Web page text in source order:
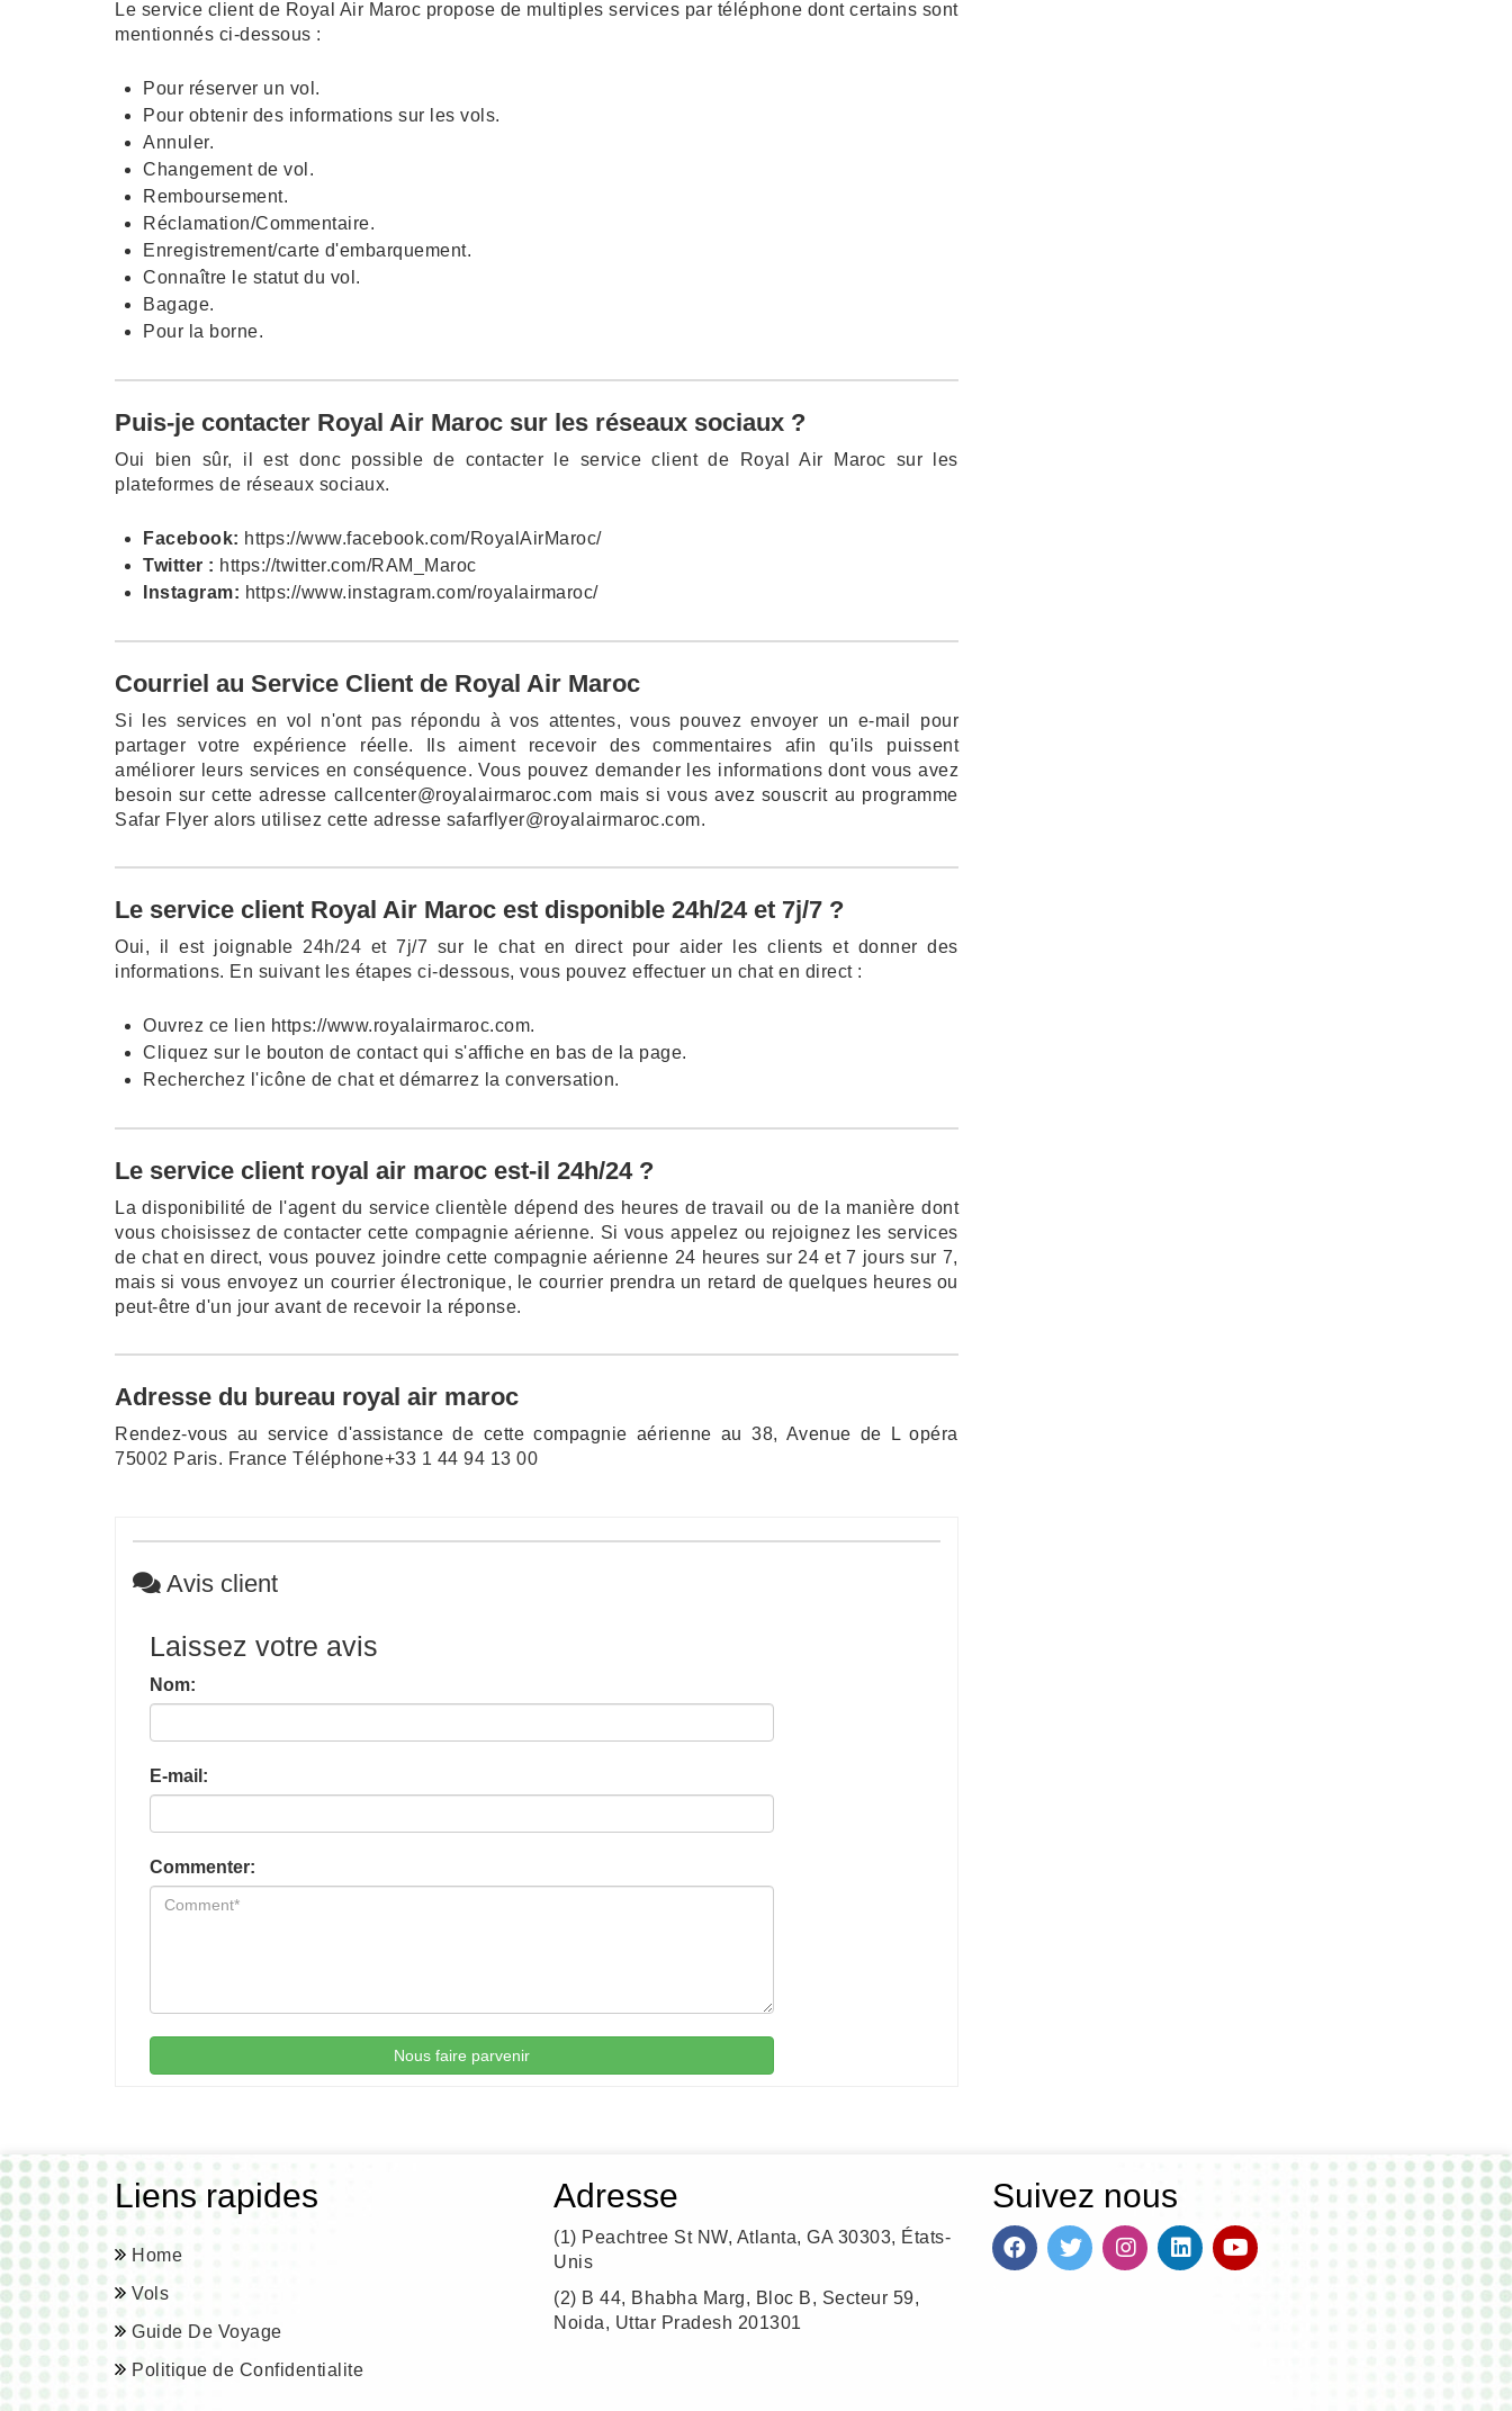
Le service client de Royal Air Maroc propose de multiples services par téléphone dont certains sont
mentionnés ci-dessous :
Pour réserver un vol.
Pour obtenir des informations sur les vols.
Annuler.
Changement de vol.
Remboursement.
Réclamation/Commentaire.
Enregistrement/carte d'embarquement.
Connaître le statut du vol.
Bagage.
Pour la borne.
Puis-je contacter Royal Air Maroc sur les réseaux sociaux ?
Oui bien sûr, il est donc possible de contacter le service client de Royal Air Maroc sur les
plateformes de réseaux sociaux.
Facebook: https://www.facebook.com/RoyalAirMaroc/
Twitter : https://twitter.com/RAM_Maroc
Instagram: https://www.instagram.com/royalairmaroc/
Courriel au Service Client de Royal Air Maroc
Si les services en vol n'ont pas répondu à vos attentes, vous pouvez envoyer un e-mail pour
partager votre expérience réelle. Ils aiment recevoir des commentaires afin qu'ils puissent
améliorer leurs services en conséquence. Vous pouvez demander les informations dont vous avez
besoin sur cette adresse callcenter@royalairmaroc.com mais si vous avez souscrit au programme
Safar Flyer alors utilisez cette adresse safarflyer@royalairmaroc.com.
Le service client Royal Air Maroc est disponible 24h/24 et 7j/7 ?
Oui, il est joignable 24h/24 et 7j/7 sur le chat en direct pour aider les clients et donner des
informations. En suivant les étapes ci-dessous, vous pouvez effectuer un chat en direct :
Ouvrez ce lien https://www.royalairmaroc.com.
Cliquez sur le bouton de contact qui s'affiche en bas de la page.
Recherchez l'icône de chat et démarrez la conversation.
Le service client royal air maroc est-il 24h/24 ?
La disponibilité de l'agent du service clientèle dépend des heures de travail ou de la manière dont
vous choisissez de contacter cette compagnie aérienne. Si vous appelez ou rejoignez les services
de chat en direct, vous pouvez joindre cette compagnie aérienne 24 heures sur 24 et 7 jours sur 7,
mais si vous envoyez un courrier électronique, le courrier prendra un retard de quelques heures ou
peut-être d'un jour avant de recevoir la réponse.
Adresse du bureau royal air maroc
Rendez-vous au service d'assistance de cette compagnie aérienne au 38, Avenue de L opéra
75002 Paris. France Téléphone+33 1 44 94 13 00
Avis client
Laissez votre avis
Nom:
E-mail:
Commenter:
Nous faire parvenir
Liens rapides
Home
Vols
Guide De Voyage
Politique de Confidentialite
Adresse
(1) Peachtree St NW, Atlanta, GA 30303, États-
Unis
(2) B 44, Bhabha Marg, Bloc B, Secteur 59,
Noida, Uttar Pradesh 201301
Suivez nous